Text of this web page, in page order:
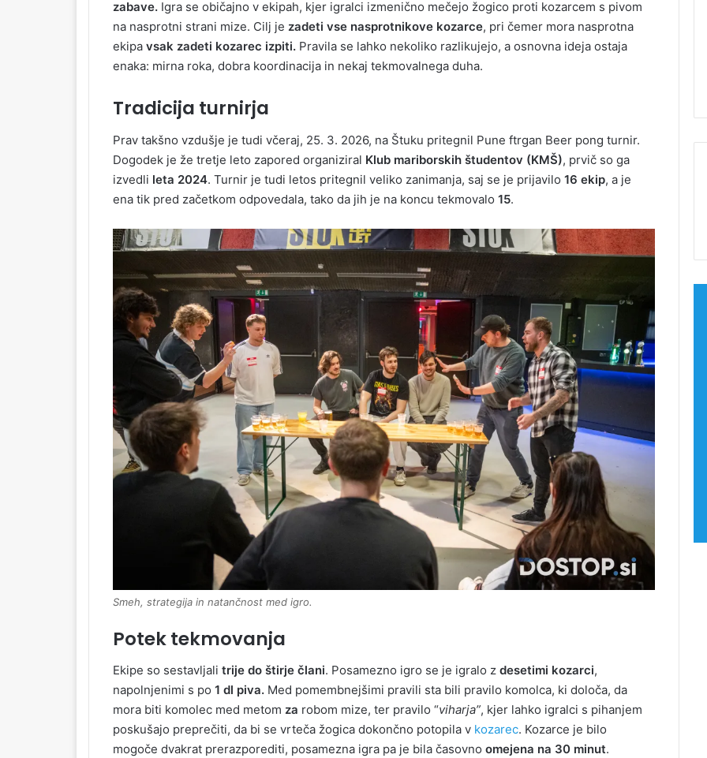
zabave. Igra se običajno v ekipah, kjer igralci izmenično mečejo žogico proti kozarcem s pivom
na nasprotni strani mize. Cilj je zadeti vse nasprotnikove kozarce, pri čemer mora nasprotna
ekipa vsak zadeti kozarec izpiti. Pravila se lahko nekoliko razlikujejo, a osnovna ideja ostaja
enaka: mirna roka, dobra koordinacija in nekaj tekmovalnega duha.
Tradicija turnirja
Prav takšno vzdušje je tudi včeraj, 25. 3. 2026, na Štuku pritegnil Pune ftrgan Beer pong turnir.
Dogodek je že tretje leto zapored organiziral Klub mariborskih študentov (KMŠ), prvič so ga
izvedli leta 2024. Turnir je tudi letos pritegnil veliko zanimanja, saj se je prijavilo 16 ekip, a je
ena tik pred začetkom odpovedala, tako da jih je na koncu tekmovalo 15.
Smeh, strategija in natančnost med igro.
Potek tekmovanja
Ekipe so sestavljali trije do štirje člani. Posamezno igro se je igralo z desetimi kozarci,
napolnjenimi s po 1 dl piva. Med pomembnejšimi pravili sta bili pravilo komolca, ki določa, da
mora biti komolec med metom za robom mize, ter pravilo “viharja”, kjer lahko igralci s pihanjem
poskušajo preprečiti, da bi se vrteča žogica dokončno potopila v kozarec. Kozarce je bilo
mogoče dvakrat prerazporediti, posamezna igra pa je bila časovno omejena na 30 minut.